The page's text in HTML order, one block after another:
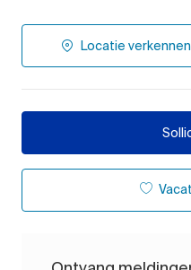
Locatie verkennen